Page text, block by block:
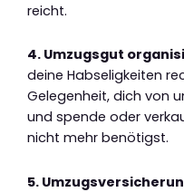
reicht.
4. Umzugsgut
deine Habseligkeiten
Gelegenheit, dich von
und spende oder
nicht mehr benötigst.
5.